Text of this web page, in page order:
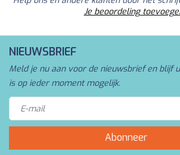
Je beoordeling
NIEUWSBRIEF
Meld je nu aan voor de nieuwsbrief en blijf
is op ieder moment mogelijk.
Abonneer